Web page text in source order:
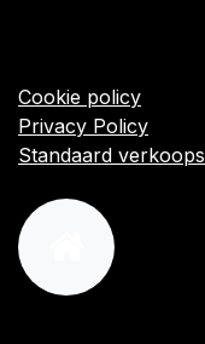
Cookie policy
Privacy Policy
Standaard